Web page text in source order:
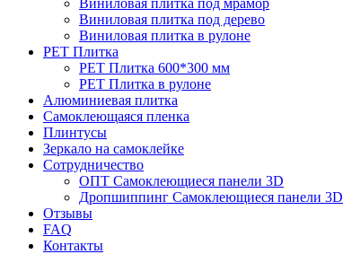
Виниловая плитка под мрамор
Виниловая плитка под дерево
Виниловая плитка в рулоне
PET Плитка
PET Плитка 600*300 мм
PET Плитка в рулоне
Алюминиевая плитка
Самоклеющаяся пленка
Плинтусы
Зеркало на самоклейке
Сотрудничество
ОПТ Самоклеющиеся панели 3D
Дропшиппинг Самоклеющиеся панели 3D
Отзывы
FAQ
Контакты